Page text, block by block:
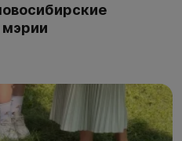
мэрии